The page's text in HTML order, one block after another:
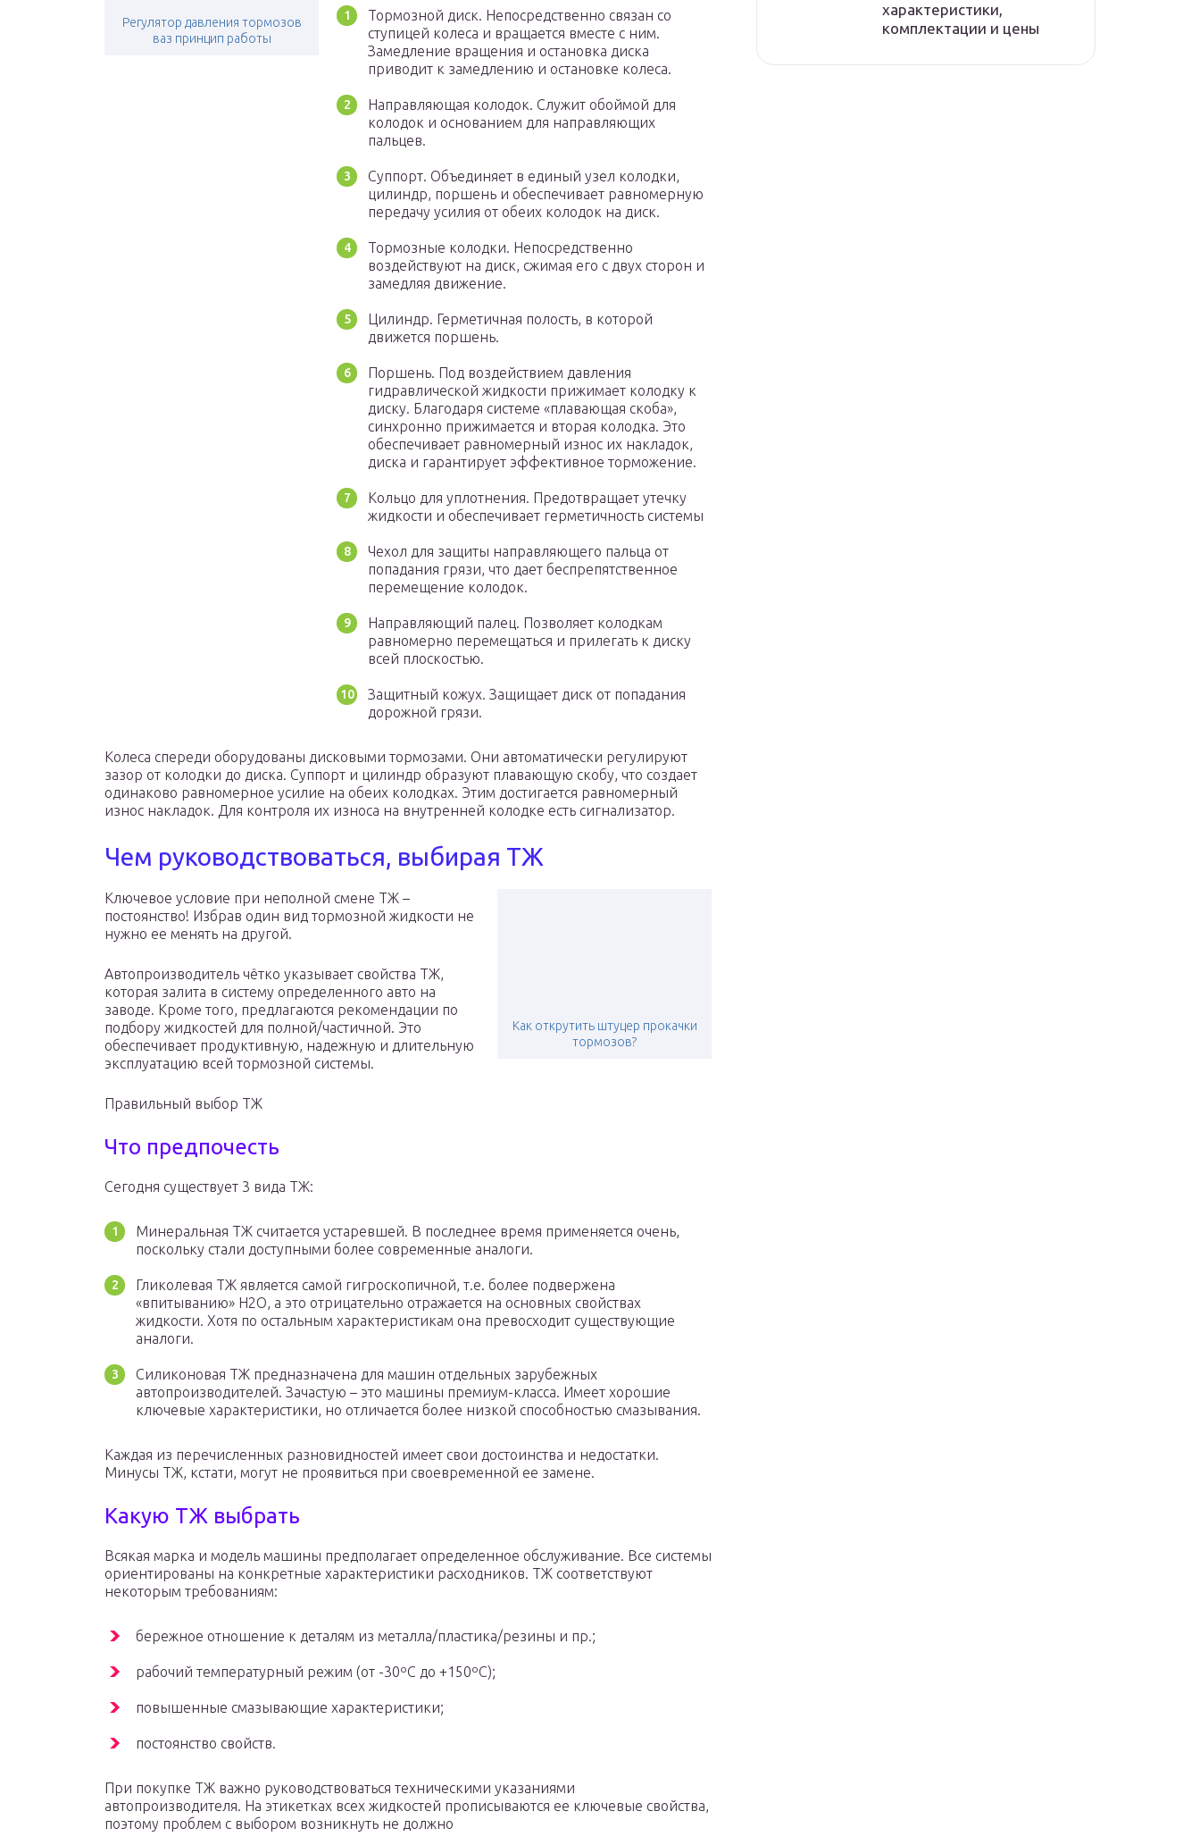
Регулятор давления тормозов
ваз принцип работы
Тормозной диск. Непосредственно связан со
ступицей колеса и вращается вместе с ним.
Замедление вращения и остановка диска
приводит к замедлению и остановке колеса.
Направляющая колодок. Служит обоймой для
колодок и основанием для направляющих
пальцев.
Суппорт. Объединяет в единый узел колодки,
цилиндр, поршень и обеспечивает равномерную
передачу усилия от обеих колодок на диск.
Тормозные колодки. Непосредственно
воздействуют на диск, сжимая его с двух сторон и
замедляя движение.
Цилиндр. Герметичная полость, в которой
движется поршень.
Поршень. Под воздействием давления
гидравлической жидкости прижимает колодку к
диску. Благодаря системе «плавающая скоба»,
синхронно прижимается и вторая колодка. Это
обеспечивает равномерный износ их накладок,
диска и гарантирует эффективное торможение.
Кольцо для уплотнения. Предотвращает утечку
жидкости и обеспечивает герметичность системы
Чехол для защиты направляющего пальца от
попадания грязи, что дает беспрепятственное
перемещение колодок.
Направляющий палец. Позволяет колодкам
равномерно перемещаться и прилегать к диску
всей плоскостью.
Защитный кожух. Защищает диск от попадания
дорожной грязи.
Колеса спереди оборудованы дисковыми тормозами. Они автоматически регулируют
зазор от колодки до диска. Суппорт и цилиндр образуют плавающую скобу, что создает
одинаково равномерное усилие на обеих колодках. Этим достигается равномерный
износ накладок. Для контроля их износа на внутренней колодке есть сигнализатор.
Чем руководствоваться, выбирая ТЖ
Как открутить штуцер прокачки
тормозов?
Ключевое условие при неполной смене ТЖ –
постоянство! Избрав один вид тормозной жидкости не
нужно ее менять на другой.
Автопроизводитель чётко указывает свойства ТЖ,
которая залита в систему определенного авто на
заводе. Кроме того, предлагаются рекомендации по
подбору жидкостей для полной/частичной. Это
обеспечивает продуктивную, надежную и длительную
эксплуатацию всей тормозной системы.
Правильный выбор ТЖ
Что предпочесть
Сегодня существует 3 вида ТЖ:
Минеральная ТЖ считается устаревшей. В последнее время применяется очень,
поскольку стали доступными более современные аналоги.
Гликолевая ТЖ является самой гигроскопичной, т.е. более подвержена
«впитыванию» Н2О, а это отрицательно отражается на основных свойствах
жидкости. Хотя по остальным характеристикам она превосходит существующие
аналоги.
Силиконовая ТЖ предназначена для машин отдельных зарубежных
автопроизводителей. Зачастую – это машины премиум-класса. Имеет хорошие
ключевые характеристики, но отличается более низкой способностью смазывания.
Каждая из перечисленных разновидностей имеет свои достоинства и недостатки.
Минусы ТЖ, кстати, могут не проявиться при своевременной ее замене.
Какую ТЖ выбрать
Всякая марка и модель машины предполагает определенное обслуживание. Все системы
ориентированы на конкретные характеристики расходников. ТЖ соответствуют
некоторым требованиям:
бережное отношение к деталям из металла/пластика/резины и пр.;
рабочий температурный режим (от -30ºС до +150ºС);
повышенные смазывающие характеристики;
постоянство свойств.
При покупке ТЖ важно руководствоваться техническими указаниями
автопроизводителя. На этикетках всех жидкостей прописываются ее ключевые свойства,
поэтому проблем с выбором возникнуть не должно
характеристики,
комплектации и цены